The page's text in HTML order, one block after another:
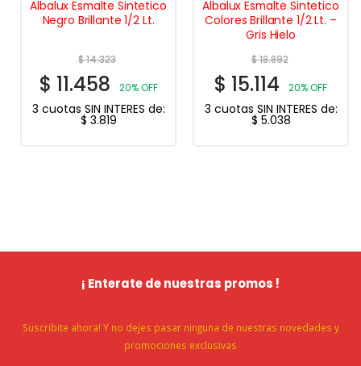
Albalux Esmalte Sintetico
Negro Brillante 1/2 Lt.
$14.323
$ 11.458 20% OFF
3 cuotas SIN INTERES de:
$ 3.819
Albalux Esmalte Sintetico
Colores Brillante 1/2 Lt. –
Gris Hielo
$18.892
$ 15.114 20% OFF
3 cuotas SIN INTERES de:
$ 5.038
¡ Enterate de nuestras promos !
Suscribite ahora! Y no dejes pasar ninguna de nuestras novedades y
promociones exclusivas